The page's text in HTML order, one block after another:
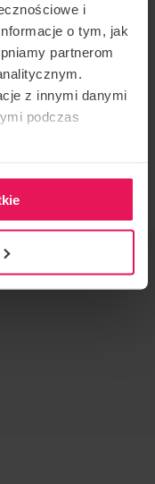
i
o tym, jak
partnerom
z innymi danymi
podczas
Meduna in